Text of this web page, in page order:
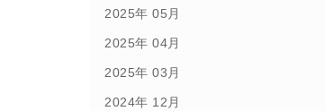
2025年 05月
2025年 04月
2025年 03月
2024年 12月